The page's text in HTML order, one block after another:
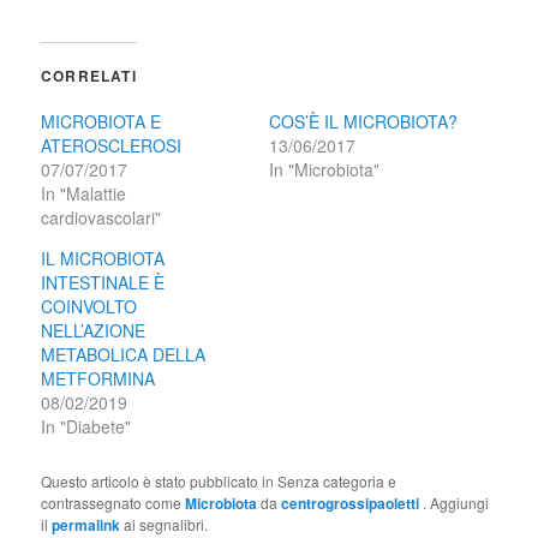
CORRELATI
MICROBIOTA E
ATEROSCLEROSI
07/07/2017
In "Malattie
cardiovascolari"
COS’È IL MICROBIOTA?
13/06/2017
In "Microbiota"
IL MICROBIOTA
INTESTINALE È
COINVOLTO
NELL’AZIONE
METABOLICA DELLA
METFORMINA
08/02/2019
In "Diabete"
Questo articolo è stato pubblicato in Senza categoria e
contrassegnato comeMicrobiotadacentrogrossipaoletti . Aggiungi
ilpermalinkai segnalibri.